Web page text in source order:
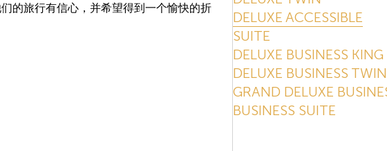
的旅行有信心，并希望得到一个愉快的折
DELUXE ACCESSIBLE
SUITE
DELUXE BUSINESS KING
DELUXE BUSINESS TWIN
GRAND DELUXE
BUSINESS SUITE